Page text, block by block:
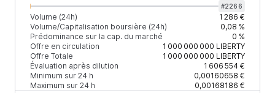
#2266
Volume (24h)
1 286 €
Volume/Capitalisation boursière (24h)
0,08 %
Prédominance sur la cap. du marché
0 %
Offre en circulation
1 000 000 000 LIBERTY
Offre Totale
1 000 000 000 LIBERTY
Évaluation après dilution
1 606 554 €
Minimum sur 24 h
0,00160658 €
Maximum sur 24 h
0,00168186 €